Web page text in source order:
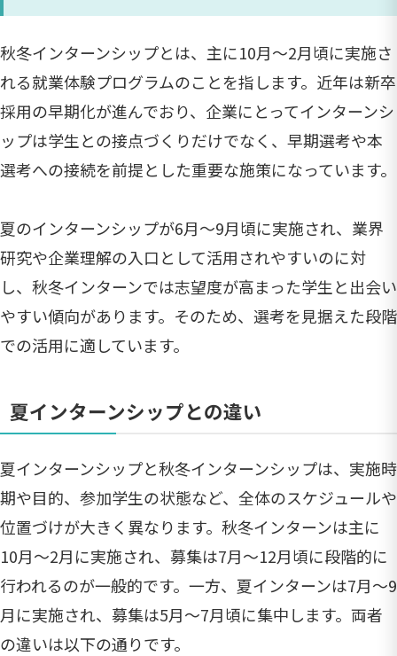
秋冬インターンシップとは、主に10月〜2月頃に実施さ
れる就業体験プログラムのことを指します。近年は新卒
採用の早期化が進んでおり、企業にとってインターンシ
ップは学生との接点づくりだけでなく、早期選考や本
選考への接続を前提とした重要な施策になっています。
夏のインターンシップが6月〜9月頃に実施され、業界
研究や企業理解の入口として活用されやすいのに対
し、秋冬インターンでは志望度が高まった学生と出会い
やすい傾向があります。そのため、選考を見据えた段階
での活用に適しています。
夏インターンシップとの違い
夏インターンシップと秋冬インターンシップは、実施時
期や目的、参加学生の状態など、全体のスケジュールや
位置づけが大きく異なります。秋冬インターンは主に
10月〜2月に実施され、募集は7月〜12月頃に段階的に
行われるのが一般的です。一方、夏インターンは7月〜9
月に実施され、募集は5月〜7月頃に集中します。両者
の違いは以下の通りです。